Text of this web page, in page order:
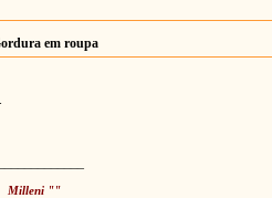
em roupa
Milleni ""